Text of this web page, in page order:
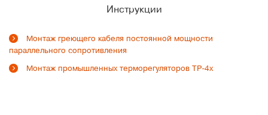
Инструкции
Монтаж греющего кабеля постоянной мощности
параллельного сопротивления
Монтаж промышленных терморегуляторов ТР-4х